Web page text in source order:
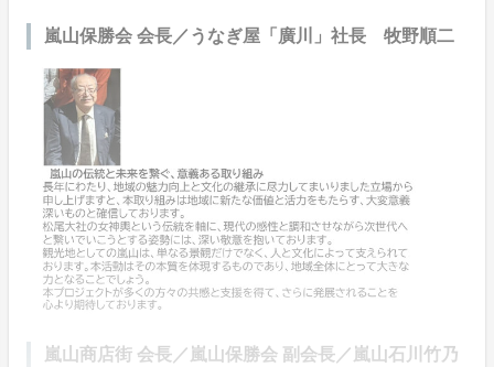
嵐山保勝会 会長／うなぎ屋「廣川」社長 牧野順二
嵐山商店街 会長／嵐山保勝会 副会長／嵐山石川竹乃